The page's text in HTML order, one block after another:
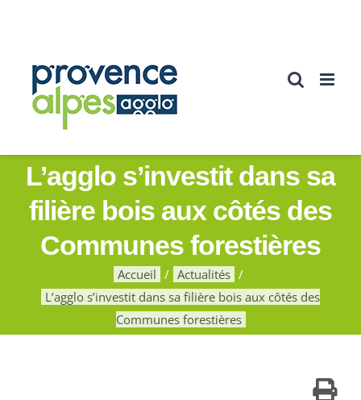
L’agglo s’investit dans sa
filière bois aux côtés des
Communes forestières
Accueil
Actualités
L’agglo s’investit dans sa filière bois aux côtés des
Communes forestières